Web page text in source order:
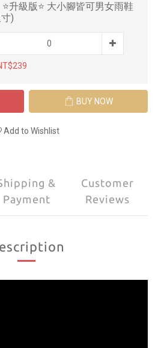
⭐升級版⭐ 大小腳皆可男女雨鞋
)
BUY NOW
Add to Wishlist
&
Payment
Customer
Reviews